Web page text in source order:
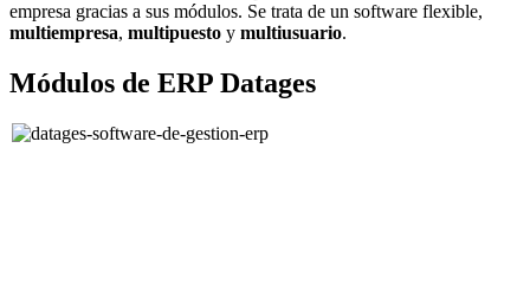
empresa gracias a sus módulos. Se trata de un software flexible,
multiempresa, multipuesto y multiusuario.
Módulos de ERP Datages